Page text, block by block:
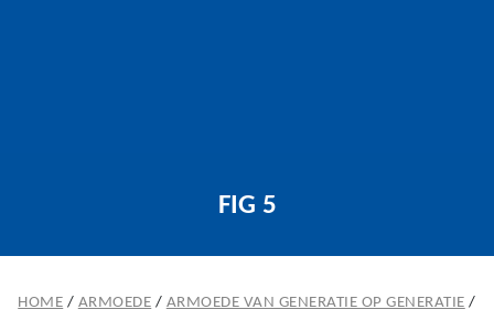
FIG 5
HOME / ARMOEDE / ARMOEDE VAN GENERATIE OP GENERATIE /